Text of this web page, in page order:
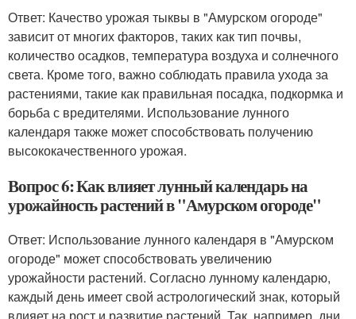
Ответ: Качество урожая тыквы в "Амурском огороде"
зависит от многих факторов, таких как тип почвы,
количество осадков, температура воздуха и солнечного
света. Кроме того, важно соблюдать правила ухода за
растениями, такие как правильная посадка, подкормка и
борьба с вредителями. Использование лунного
календаря также может способствовать получению
высококачественного урожая.
Вопрос 6: Как влияет лунный календарь на
урожайность растений в "Амурском огороде"
Ответ: Использование лунного календаря в "Амурском
огороде" может способствовать увеличению
урожайности растений. Согласно лунному календарю,
каждый день имеет свой астрологический знак, который
влияет на рост и развитие растений. Так, например, дни,